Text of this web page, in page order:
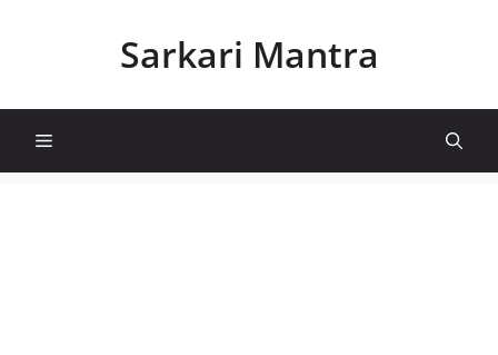
Sarkari Mantra
Menu